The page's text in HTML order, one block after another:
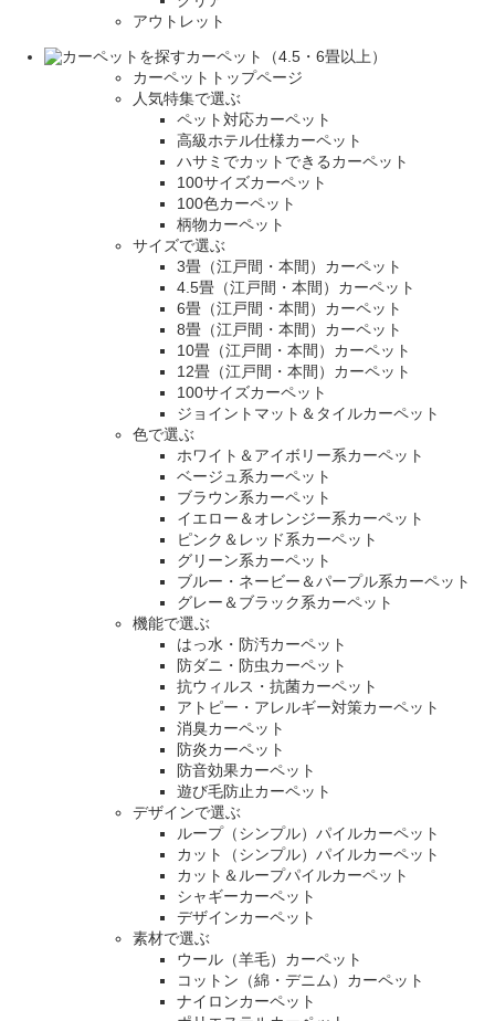
アウトレット
カーペット（4.5・6畳以上）
カーペットトップページ
人気特集で選ぶ
ペット対応カーペット
高級ホテル仕様カーペット
ハサミでカットできるカーペット
100サイズカーペット
100色カーペット
柄物カーペット
サイズで選ぶ
3畳（江戸間・本間）カーペット
4.5畳（江戸間・本間）カーペット
6畳（江戸間・本間）カーペット
8畳（江戸間・本間）カーペット
10畳（江戸間・本間）カーペット
12畳（江戸間・本間）カーペット
100サイズカーペット
ジョイントマット＆タイルカーペット
色で選ぶ
ホワイト＆アイボリー系カーペット
ベージュ系カーペット
ブラウン系カーペット
イエロー＆オレンジー系カーペット
ピンク＆レッド系カーペット
グリーン系カーペット
ブルー・ネービー＆パープル系カーペット
グレー＆ブラック系カーペット
機能で選ぶ
はっ水・防汚カーペット
防ダニ・防虫カーペット
抗ウィルス・抗菌カーペット
アトピー・アレルギー対策カーペット
消臭カーペット
防炎カーペット
防音効果カーペット
遊び毛防止カーペット
デザインで選ぶ
ループ（シンプル）パイルカーペット
カット（シンプル）パイルカーペット
カット＆ループパイルカーペット
シャギーカーペット
デザインカーペット
素材で選ぶ
ウール（羊毛）カーペット
コットン（綿・デニム）カーペット
ナイロンカーペット